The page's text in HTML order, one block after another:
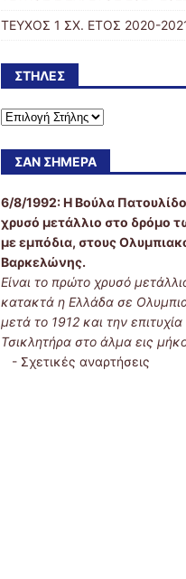
ΤΕΥΧΟΣ 1 ΣΧ. ΕΤΟΣ 2020-
ΣΤΉΛΕΣ
ΣΑΝ ΣΉΜΕΡΑ
6/8/1992:Η Βούλα
χρυσό μετάλλιο στο δρόμο
με εμπόδια, στους
Βαρκελώνης.
Είναι το πρώτο χρυσό
κατακτά η Ελλάδα σε
μετά το 1912 και την
Τσικλητήρα στο άλμα εις
- Σχετικές αναρτήσεις